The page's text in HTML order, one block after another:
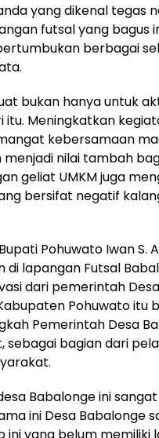
yang dikenal tegas
futsal yang bagus
berbagai
bukan hanya untuk
itu. Meningkatkan
kebersamaan
nilai tambah
geliat UMKM juga
bersifat negatif
Pohuwato Iwan S.
di lapangan Futsal
dari pemerintah
Pohuwato itu
Pemerintah Desa
sebagai bagian dari
Babalonge ini
ini Desa Babalonge
ini yang belum memiliki